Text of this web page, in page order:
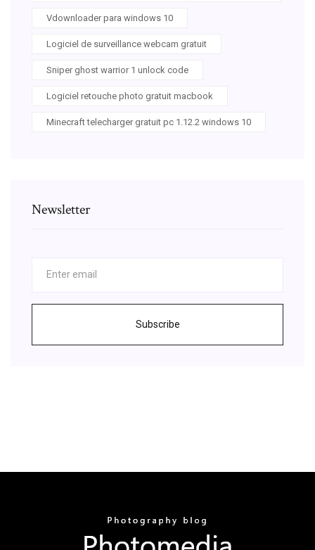
Vdownloader para windows 10
Logiciel de surveillance webcam gratuit
Sniper ghost warrior 1 unlock code
Logiciel retouche photo gratuit macbook
Minecraft telecharger gratuit pc 1.12.2 windows 10
Newsletter
Subscribe